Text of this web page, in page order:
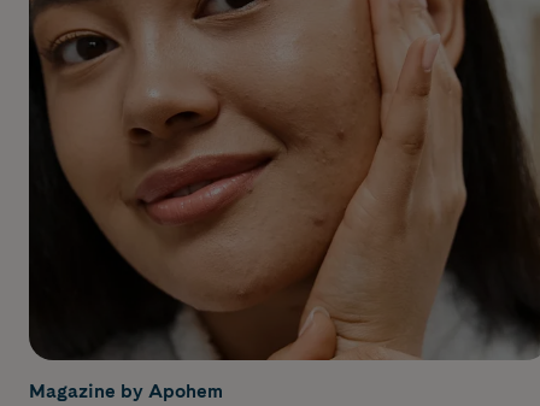
Magazine by Apohem